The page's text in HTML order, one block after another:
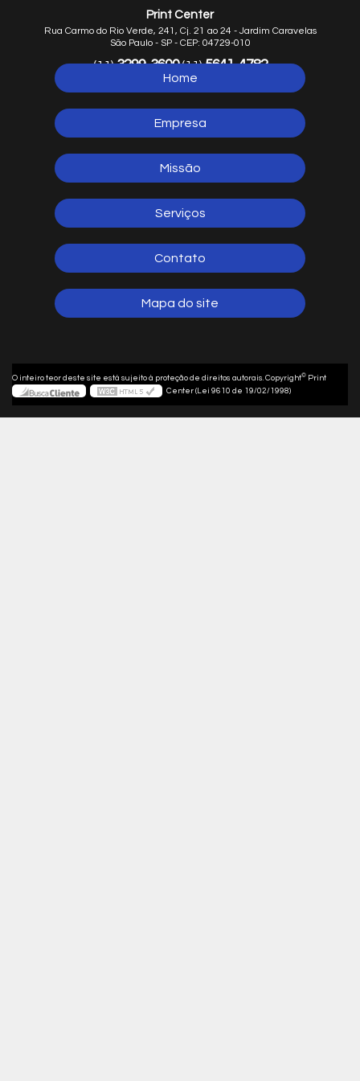
Print Center
Rua Carmo do Rio Verde, 241, Cj. 21 ao 24 - Jardim Caravelas
São Paulo - SP - CEP: 04729-010
(11)3299-3600(11)5641-4782
5641-1254
Home
Empresa
Missão
Serviços
Contato
Mapa do site
O inteiro teor deste site está sujeito à proteção de direitos autorais. Copyright© Print
Center (Lei 9610 de 19/02/1998)